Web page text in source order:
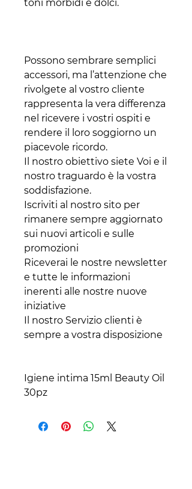
toni morbidi e dolci.
Possono sembrare semplici
accessori, ma l’attenzione che
rivolgete al vostro cliente
rappresenta la vera differenza
nel ricevere i vostri ospiti e
rendere il loro soggiorno un
piacevole ricordo.
Il nostro obiettivo siete Voi e il
nostro traguardo è la vostra
soddisfazione.
Iscriviti al nostro sito per
rimanere sempre aggiornato
sui nuovi articoli e sulle
promozioni
Riceverai le nostre newsletter
e tutte le informazioni
inerenti alle nostre nuove
iniziative
Il nostro Servizio clienti è
sempre a vostra disposizione
Igiene intima 15ml Beauty Oil
30pz